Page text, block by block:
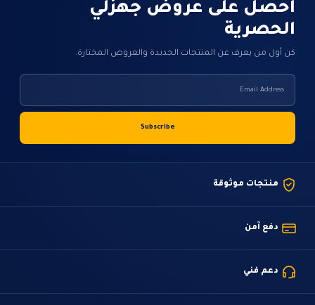
احصل على عروض جهزلي
الحصرية
كن أول من يعرف عن المنتجات الجديدة والعروض المختارة.
منتجات موثوقة
دفع آمن
دعم فني